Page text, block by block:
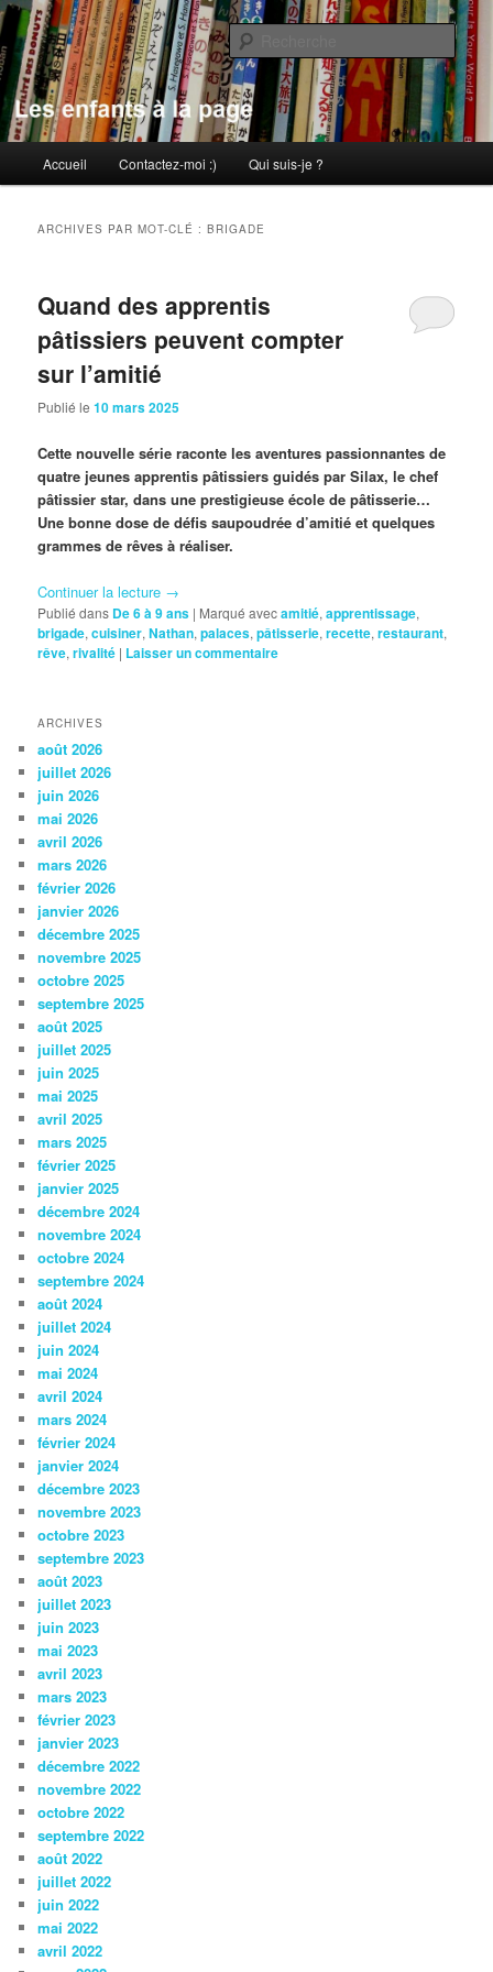
Aller
au
contenu
principal
Aller
au
contenu
secondaireLes enfants à la page
principal
Accueil Contactez-moi :) Qui suis-je ?
ARCHIVES PAR MOT-CLÉ :BRIGADE
Quand des apprentis
pâtissiers peuvent compter
sur l’amitié
Publié le10 mars 2025
Cette nouvelle série raconte les aventures passionnantes de
quatre jeunes apprentis pâtissiers guidés par Silax, le chef
pâtissier star, dans une prestigieuse école de pâtisserie…
Une bonne dose de défis saupoudrée d’amitié et quelques
grammes de rêves à réaliser.
Continuer la lecture →
Publié dans De 6 à 9 ans | Marqué avecamitié,apprentissage,
brigade,cuisiner,Nathan,palaces,pâtisserie,recette,restaurant,
rêve,rivalité | Laisser un commentaire
ARCHIVES
août 2026
juillet 2026
juin 2026
mai 2026
avril 2026
mars 2026
février 2026
janvier 2026
décembre 2025
novembre 2025
octobre 2025
septembre 2025
août 2025
juillet 2025
juin 2025
mai 2025
avril 2025
mars 2025
février 2025
janvier 2025
décembre 2024
novembre 2024
octobre 2024
septembre 2024
août 2024
juillet 2024
juin 2024
mai 2024
avril 2024
mars 2024
février 2024
janvier 2024
décembre 2023
novembre 2023
octobre 2023
septembre 2023
août 2023
juillet 2023
juin 2023
mai 2023
avril 2023
mars 2023
février 2023
janvier 2023
décembre 2022
novembre 2022
octobre 2022
septembre 2022
août 2022
juillet 2022
juin 2022
mai 2022
avril 2022